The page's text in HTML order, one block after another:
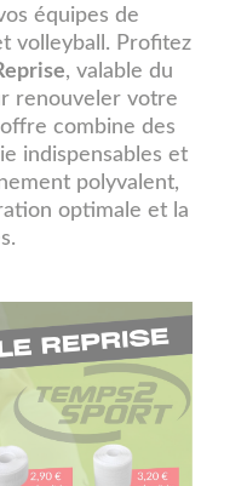
équipes de
volleyball. Profitez
, valable du
renouveler votre
combine des
indispensables et
polyvalent,
optimale et la